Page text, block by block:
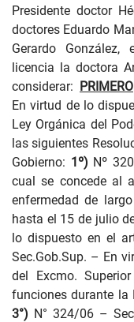
Presidente doctor
doctores Eduardo
Gerardo González,
licencia la doctora
considerar: PRIMERO
En virtud de lo
Ley Orgánica del
las siguientes
Gobierno: 1º) Nº
cual se concede al
enfermedad de
hasta el 15 de julio
lo dispuesto en el
Sec.Gob.Sup. – En
del Excmo.
funciones durante la
3°) N° 324/06 –